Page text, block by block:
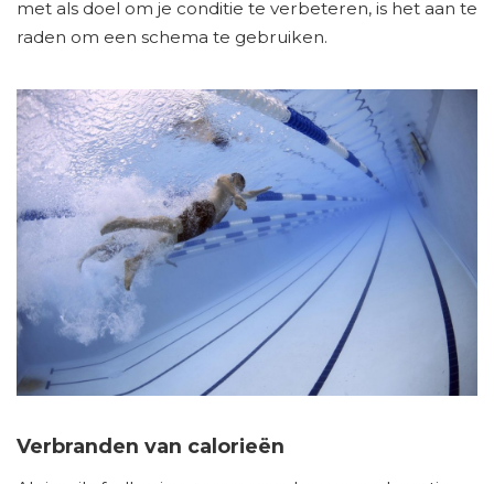
met als doel om je conditie te verbeteren, is het aan te
raden om een schema te gebruiken.
Verbranden van calorieën